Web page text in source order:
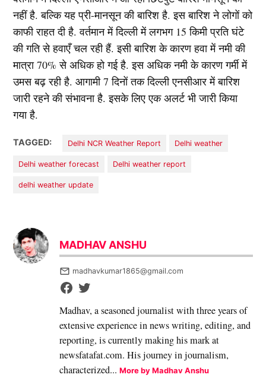
नहीं है. बल्कि यह प्री-मानसून की बारिश है. इस बारिश ने लोगों को
काफी राहत दी है. वर्तमान में दिल्ली में लगभग 15 किमी प्रति घंटे
की गति से हवाएँ चल रही हैं. इसी बारिश के कारण हवा में नमी की
मात्रा 70% से अधिक हो गई है. इस अधिक नमी के कारण गर्मी में
उमस बढ़ रही है. आगामी 7 दिनों तक दिल्ली एनसीआर में बारिश
जारी रहने की संभावना है. इसके लिए एक अलर्ट भी जारी किया
गया है.
TAGGED: Delhi NCR Weather Report Delhi weather
Delhi weather forecast Delhi weather report
delhi weather update
MADHAV ANSHU
madhavkumar1865@gmail.com
Madhav, a seasoned journalist with three years of
extensive experience in news writing, editing, and
reporting, is currently making his mark at
newsfatafat.com. His journey in journalism,
characterized...More by Madhav Anshu